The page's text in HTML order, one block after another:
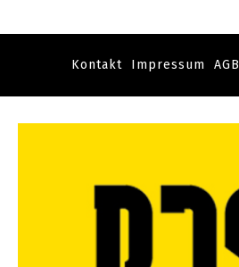
Kontakt Impressum AGB